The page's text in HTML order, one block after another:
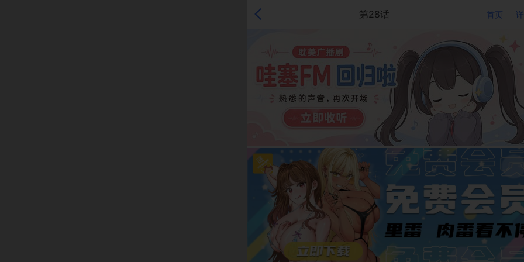
第28话 首页